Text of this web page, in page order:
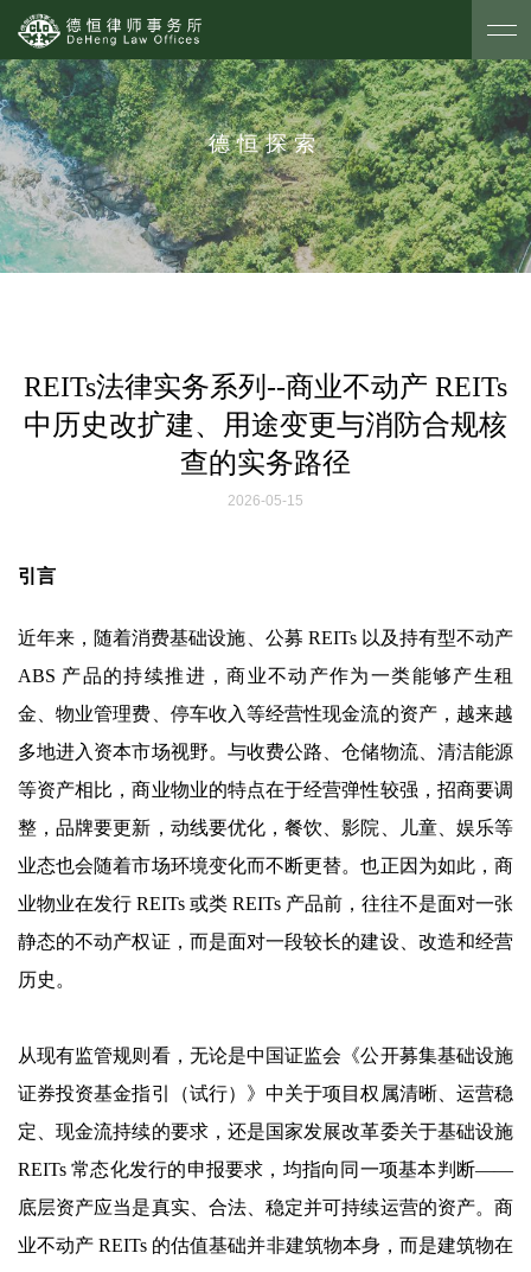
德恒探索
REITs法律实务系列--商业不动产 REITs
中历史改扩建、用途变更与消防合规核
查的实务路径
2026-05-15
引言
近年来，随着消费基础设施、公募 REITs 以及持有型不动产
ABS 产品的持续推进，商业不动产作为一类能够产生租
金、物业管理费、停车收入等经营性现金流的资产，越来越
多地进入资本市场视野。与收费公路、仓储物流、清洁能源
等资产相比，商业物业的特点在于经营弹性较强，招商要调
整，品牌要更新，动线要优化，餐饮、影院、儿童、娱乐等
业态也会随着市场环境变化而不断更替。也正因为如此，商
业物业在发行 REITs 或类 REITs 产品前，往往不是面对一张
静态的不动产权证，而是面对一段较长的建设、改造和经营
历史。
从现有监管规则看，无论是中国证监会《公开募集基础设施
证券投资基金指引（试行）》中关于项目权属清晰、运营稳
定、现金流持续的要求，还是国家发展改革委关于基础设施
REITs 常态化发行的申报要求，均指向同一项基本判断——
底层资产应当是真实、合法、稳定并可持续运营的资产。商
业不动产 REITs 的估值基础并非建筑物本身，而是建筑物在